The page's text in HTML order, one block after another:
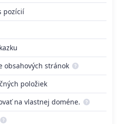
pozícií
obsahových stránok
položiek
na vlastnej doméne.